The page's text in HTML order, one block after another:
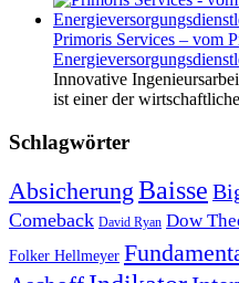
Primoris Services – vom
Innovative
ist einer der
Schlagwörter
Absicherung Baisse
Comeback David Ryan Dow
Folker Hellmeyer